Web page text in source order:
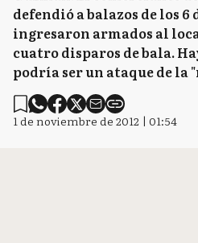
defendió a balazos de los
ingresaron armados al
cuatro disparos de bala.
podría ser un ataque de la
1 de noviembre de 2012 | 01:54